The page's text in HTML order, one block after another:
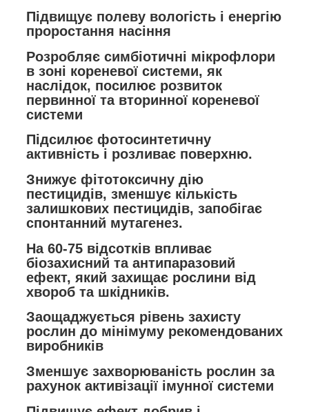
Підвищує полеву вологість і енергію
проростання насіння
Розробляє симбіотичні мікрофлори
в зоні кореневої системи, як
наслідок, посилює розвиток
первинної та вторинної кореневої
системи
Підсилює фотосинтетичну
активність і розливає поверхню.
Знижує фітотоксичну дію
пестицидів, зменшує кількість
залишкових пестицидів, запобігає
спонтанний мутагенез.
На 60-75 відсотків впливає
біозахисний та антипаразовий
ефект, який захищає рослини від
хвороб та шкідників.
Заощаджується рівень захисту
рослин до мінімуму рекомендованих
виробників
Зменшує захворюваність рослин за
рахунок активізації імунної системи